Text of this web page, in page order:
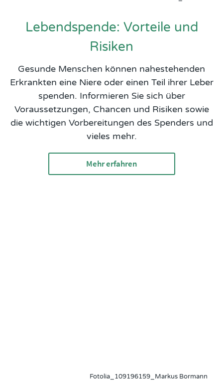
Lebendspende: Vorteile und
Risiken
Gesunde Menschen können nahestehenden
Erkrankten eine Niere oder einen Teil ihrer Leber
spenden. Informieren Sie sich über
Voraussetzungen, Chancen und Risiken sowie
die wichtigen Vorbereitungen des Spenders und
vieles mehr.
Mehr erfahren
Fotolia_109196159_Markus Bormann